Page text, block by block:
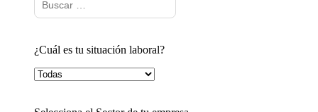
¿Cuál es tu situación laboral?